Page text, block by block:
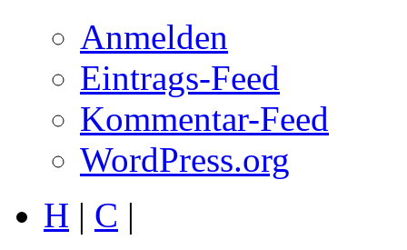
Anmelden
Eintrags-Feed
Kommentar-Feed
WordPress.org
H | C |